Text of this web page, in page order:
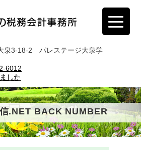
泉3-18-2 パレステージ大泉学
6012
した
.NET BACK NUMBER